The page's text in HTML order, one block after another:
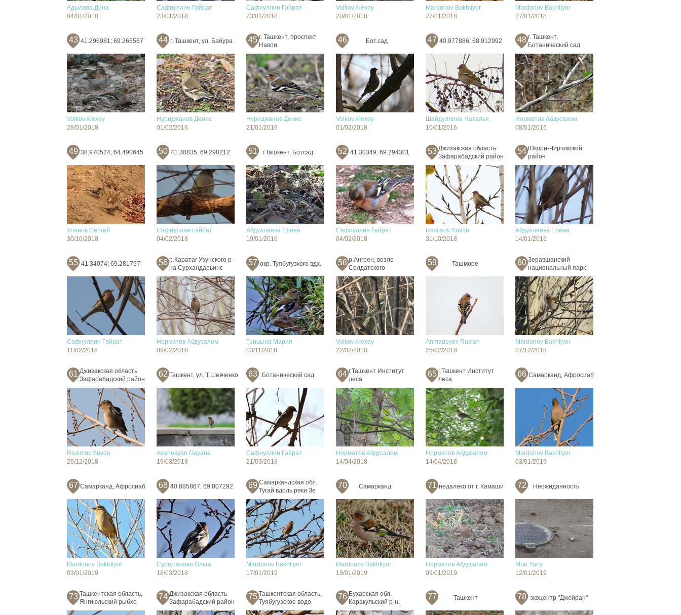
Адылова Дина
04/01/2018
Сафиуллин Гайрат
23/01/2018
Сафиуллин Гайрат
23/01/2018
Volkov Alexey
20/01/2018
Mardonov Bakhtiyor
27/01/2018
Mardonov Bakhtiyor
27/01/2018
43 41.296981; 69.266567
Volkov Alexey
28/01/2018
44 г. Ташкент, ул. Бабура
Нуриджанов Денис
01/02/2016
45 г. Ташкент, проспект
Навои
Нуриджанов Денис
21/01/2016
46 Бот.сад
Volkov Alexey
01/02/2018
47 40.977886; 68.912992
Шайдуллина Наталья
10/01/2016
48 г. Ташкент,
Ботанический сад
Норматов Абдусалом
08/01/2016
49 38.970524; 64.490645
Уланов Сергей
30/10/2018
50 41.30835; 69.298212
Сафиуллин Гайрат
04/02/2018
51 г.Ташкент, Ботсад
Абдуллаева Елена
19/01/2016
52 41.30349; 69.294301
Сафиуллин Гайрат
04/02/2018
53 Джизакская область
Зафарабадский район
Raximov Suvon
31/10/2018
54 Юкори-Чирчикский
район
Абдуллаева Елена
14/01/2016
55 41.34074; 69.281797
Сафиуллин Гайрат
11/02/2018
56 р.Каратаг Узунского р-
на Сурхандарьинс
Норматов Абдусалом
09/02/2018
57 окр. Туябугузкого вдх.
Грицына Мария
03/11/2018
58 р.Ангрен, возле
Солдатского
Volkov Alexey
22/02/2018
59 Ташморе
Ahmadeyev Ruslan
25/02/2018
60 Зеравшанский
национальный парк
Mardonov Bakhtiyor
07/12/2018
61 Джизакская область
Зафарабадский район
Raximov Suvon
26/12/2018
62 Ташкент, ул. Т.Шевченко
Avanesyan Gayane
19/03/2018
63 Ботанический сад
Сафиуллин Гайрат
21/03/2018
64 г.Ташкент Институт
леса
Норматов Абдусалом
14/04/2018
65 г.Ташкент Институт
леса
Норматов Абдусалом
14/04/2018
66 Самарканд, Афросиаб
Mardonov Bakhtiyor
03/01/2019
67 Самарканд, Афросиаб
Mardonov Bakhtiyor
03/01/2019
68 40.885867; 69.807292
Сургутанова Ольга
18/03/2018
69 Самаркандская обл.
Тугай вдоль реки Зе
Mardonov Bakhtiyor
17/01/2019
70 Самарканд
Mardonov Bakhtiyor
19/01/2019
71 недалеко от г. Камаши
Норматов Абдусалом
09/01/2019
72 Неожиданность
Mun Yuriy
12/01/2019
73 Ташкентская область,
Янгиюльский рыбхо
74 Джизакская область
Зафарабадский район
75 Ташкентская область,
Туябугузское водо
76 Бухарская обл.
Каракульский р-н.
77 Ташкент 78 экоцентр "Джейран"